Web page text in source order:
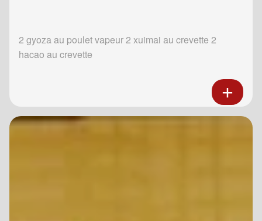
2 gyoza au poulet vapeur 2 xuimai au crevette 2
hacao au crevette